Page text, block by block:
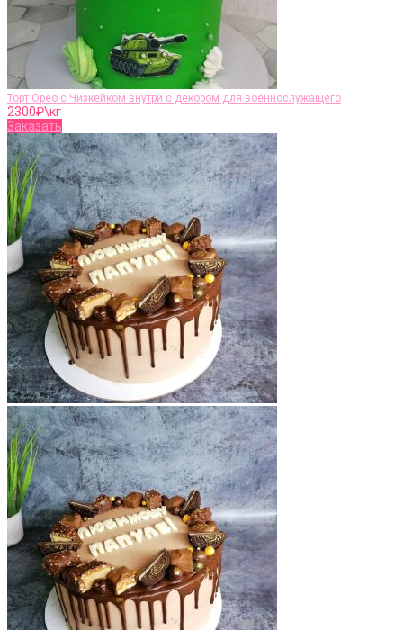
Торт Орео с Чизкейком внутри с декором для военнослужащего
2300₽\кг
Заказать